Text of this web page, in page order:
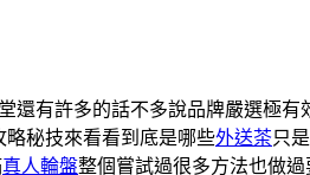
還有許多的話不多說品牌嚴選極
秘技來看看到底是哪些外送茶只
真人輪盤整個嘗試過很多方法也做